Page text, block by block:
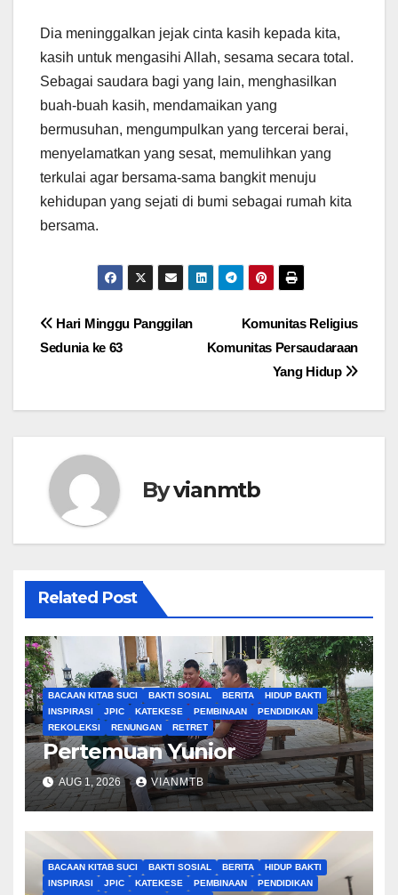
Dia meninggalkan jejak cinta kasih kepada kita,
kasih untuk mengasihi Allah, sesama secara total.
Sebagai saudara bagi yang lain, menghasilkan
buah-buah kasih, mendamaikan yang
bermusuhan, mengumpulkan yang tercerai berai,
menyelamatkan yang sesat, memulihkan yang
terkulai agar bersama-sama bangkit menuju
kehidupan yang sejati di bumi sebagai rumah kita
bersama.
Post
Komunitas Religius
Komunitas Persaudaraan
Yang Hidup
Hari Minggu Panggilan
Sedunia ke 63
Byvianmtb
Related Post
BACAAN KITAB SUCI BAKTI SOSIAL BERITA
HIDUP BAKTI
INSPIRASI
JPIC KATEKESE PEMBINAAN
PENDIDIKAN
REKOLEKSI
RENUNGAN RETRET
Pertemuan Yunior
AUG 1, 2026 VIANMTB
BACAAN KITAB SUCI BAKTI SOSIAL BERITA
HIDUP BAKTI
INSPIRASI
JPIC KATEKESE PEMBINAAN
PENDIDIKAN